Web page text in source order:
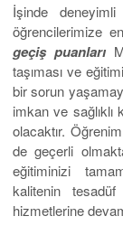
İşinde
öğrencilerimize
geçiş puanları
taşıması ve
bir sorun
imkan ve sağlıklı
olacaktır.
de geçerli
eğitiminizi
kalitenin
hizmetlerine